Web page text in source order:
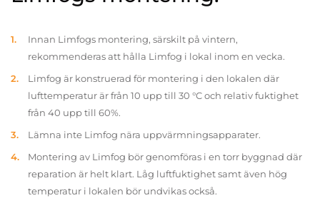
Innan Limfogs montering, särskilt på vintern,
rekommenderas att hålla Limfog i lokal inom en vecka.
Limfog är konstruerad för montering i den lokalen där
lufttemperatur är från 10 upp till 30 °C och relativ fuktighet
från 40 upp till 60%.
Lämna inte Limfog nära uppvärmningsapparater.
Montering av Limfog bör genomföras i en torr byggnad där
reparation är helt klart. Låg luftfuktighet samt även hög
temperatur i lokalen bör undvikas också.